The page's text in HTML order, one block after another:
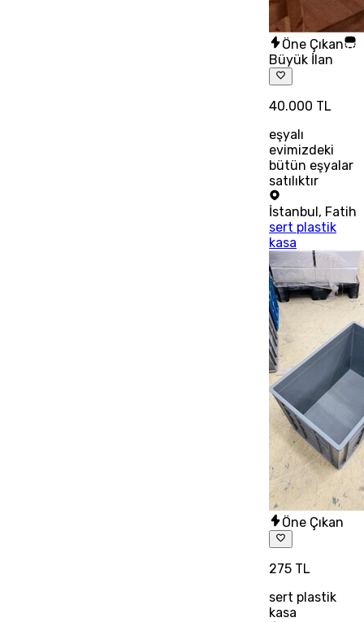
Öne Çıkan
Büyük İlan
40.000 TL
eşyalı
evimizdeki
bütün eşyalar
satılıktır
İstanbul, Fatih
sert plastik
kasa
Öne Çıkan
275 TL
sert plastik
kasa